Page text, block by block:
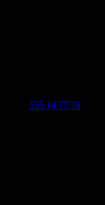
555 14 77 78